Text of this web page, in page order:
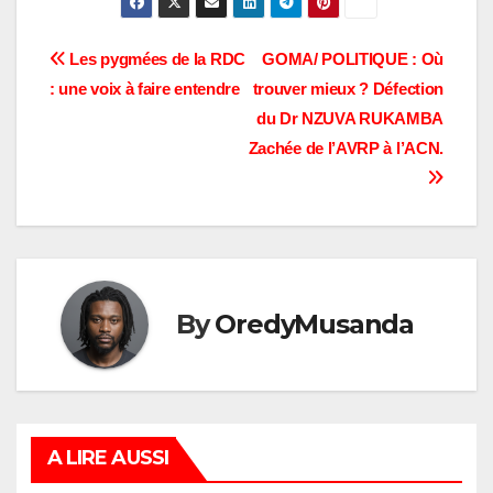
Navigation
GOMA/ POLITIQUE : Où
trouver mieux ? Défection
du Dr NZUVA RUKAMBA
Zachée de l’AVRP à l’ACN.
Les pygmées de la RDC
: une voix à faire entendre
ByOredyMusanda
A LIRE AUSSI